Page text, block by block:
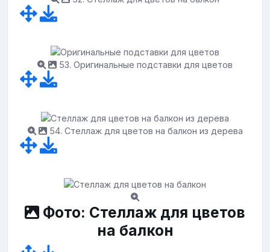
53. Оригинальные подставки для цветов
54. Стеллаж для цветов на балкон из дерева
Фото: Стеллаж для цветов
на балкон